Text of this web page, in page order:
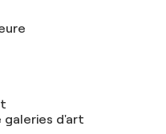
galeries d'art